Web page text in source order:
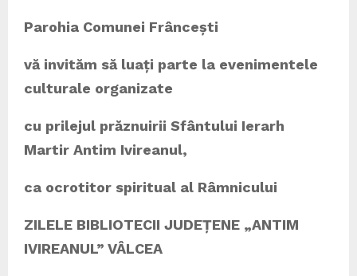
Parohia Comunei Frâncești
văinvităm săluați parte la evenimentele
culturale organizate
cu prilejul prăznuirii Sfântului Ierarh
Martir Antim Ivireanul,
ca ocrotitor spiritual al Râmnicului
ZILELE BIBLIOTECII JUDEȚENE „ANTIM
IVIREANUL” VÂLCEA